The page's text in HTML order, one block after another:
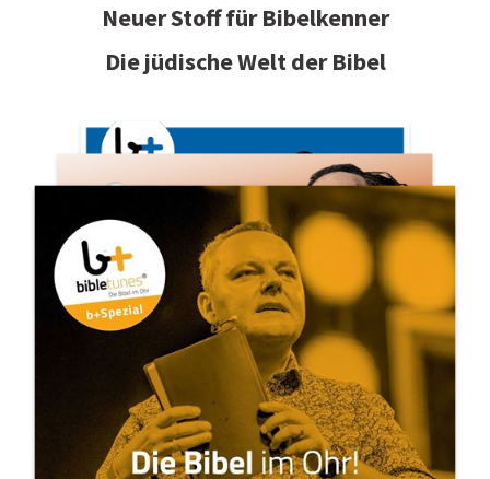
Neuer Stoff für Bibelkenner
Die jüdische Welt der Bibel